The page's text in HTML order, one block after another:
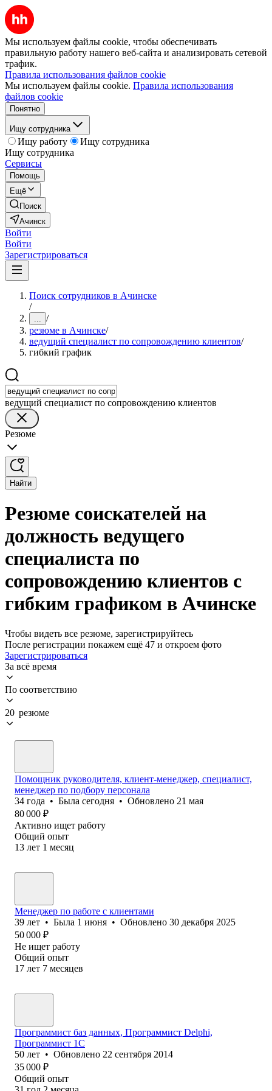
Мы используем файлы cookie, чтобы обеспечивать
правильную работу нашего веб-сайта и анализировать сетевой
трафик.
Правила использования файлов cookie
Мы используем файлы cookie. Правила использования
файлов cookie
Понятно
Ищу сотрудника
Ищу работу
Ищу сотрудника
Ищу сотрудника
Сервисы
Помощь
Ещё
Поиск
Ачинск
Войти
Войти
Зарегистрироваться
Поиск сотрудников в Ачинске
/
... /
резюме в Ачинске/
ведущий специалист по сопровождению клиентов/
гибкий график
ведущий специалист по сопровождению клиентов
Резюме
Найти
Резюме соискателей на
должность ведущего
специалиста по
сопровождению клиентов с
гибким графиком в Ачинске
Чтобы видеть все резюме, зарегистрируйтесь
После регистрации покажем ещё 47 и откроем фото
Зарегистрироваться
За всё время
По соответствию
20 резюме
Помощник руководителя, клиент-менеджер, специалист,
менеджер по подбору персонала
34 года • Была сегодня • Обновлено 21 мая
80 000 ₽
Активно ищет работу
Общий опыт
13 лет 1 месяц
Менеджер по работе с клиентами
39 лет • Была 1 июня • Обновлено 30 декабря 2025
50 000 ₽
Не ищет работу
Общий опыт
17 лет 7 месяцев
Программист баз данных, Программист Delphi,
Программист 1С
50 лет • Обновлено 22 сентября 2014
35 000 ₽
Общий опыт